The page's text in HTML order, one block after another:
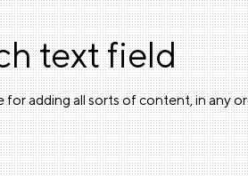
text field
adding all sorts of content, in any